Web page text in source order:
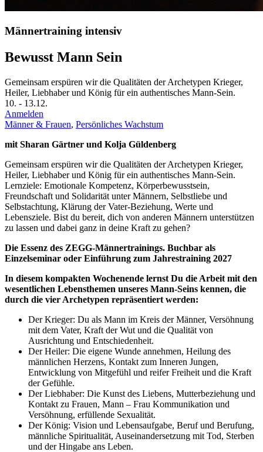
Männertraining intensiv
Bewusst Mann Sein
Gemeinsam erspüren wir die Qualitäten der Archetypen Krieger,
Heiler, Liebhaber und König für ein authentisches Mann-Sein.
10. - 13.12.
Anmelden
Männer & Frauen, Persönliches Wachstum
mit Sharan Gärtner und Kolja Güldenberg
Gemeinsam erspüren wir die Qualitäten der Archetypen Krieger,
Heiler, Liebhaber und König für ein authentisches Mann-Sein.
Lernziele: Emotionale Kompetenz, Körperbewusstsein,
Freundschaft und Solidarität unter Männern, Selbstliebe und
Selbstachtung, Klärung der Vater-Beziehung, Werte und
Lebensziele. Bist du bereit, dich von anderen Männern unterstützen
zu lassen und dabei ganz in deine Kraft zu gehen?
Die Essenz des ZEGG-Männertrainings. Buchbar als
Einzelseminar oder Einführung zum Jahrestraining 2027
In diesem kompakten Wochenende lernst Du die Arbeit mit den
wesentlichen Lebensthemen unseres Mann-Seins kennen, die
durch die vier Archetypen repräsentiert werden:
Der Krieger: Du als Mann im Kreis der Männer, Versöhnung
mit dem Vater, Kraft der Wut und die Qualität von
Ausrichtung und Entschiedenheit.
Der Heiler: Die eigene Wunde annehmen, Heilung des
männlichen Herzens, Kontakt zum Inneren Jungen,
Entwicklung von Mitgefühl und reifer Freiheit und die Kraft
der Gefühle.
Der Liebhaber: Die Kunst des Liebens, Mutterbeziehung und
Kontakt zu Frauen, Mann – Frau Kommunikation und
Versöhnung, erfüllende Sexualität.
Der König: Vision und Lebensaufgabe, Beruf und Berufung,
männliche Spiritualität, Auseinandersetzung mit Tod, Sterben
und der Hingabe ans Leben.